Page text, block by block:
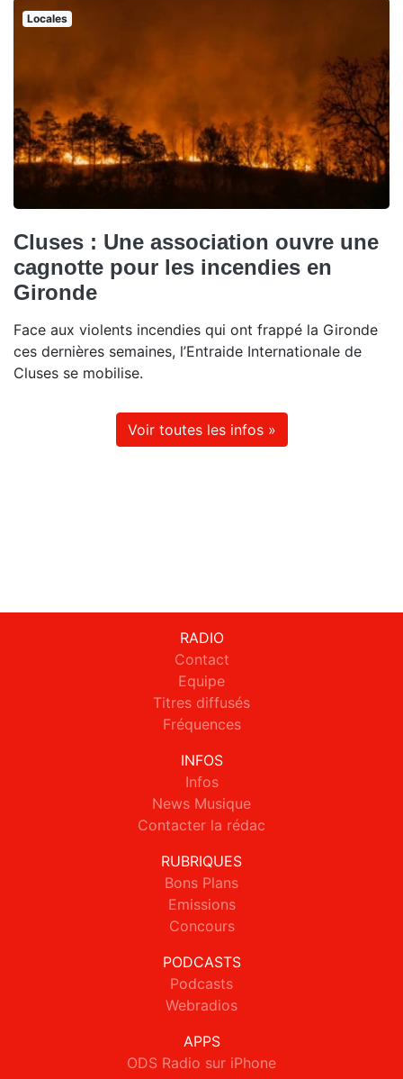
Locales
Cluses : Une association ouvre une
cagnotte pour les incendies en
Gironde
Face aux violents incendies qui ont frappé la Gironde
ces dernières semaines, l’Entraide Internationale de
Cluses se mobilise.
Voir toutes les infos »
RADIO
Contact
Equipe
Titres diffusés
Fréquences
INFOS
Infos
News Musique
Contacter la rédac
RUBRIQUES
Bons Plans
Emissions
Concours
PODCASTS
Podcasts
Webradios
APPS
ODS Radio sur iPhone